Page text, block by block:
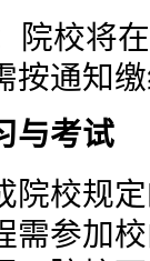
院校将
按通知
与考试
院校规
需参加